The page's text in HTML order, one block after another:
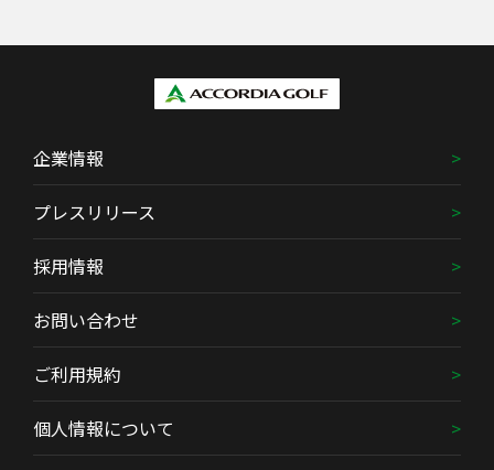
企業情報
プレスリリース
採用情報
お問い合わせ
ご利用規約
個人情報について